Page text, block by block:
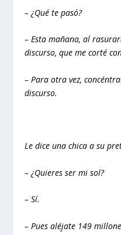
– ¿Qué te pasó?
– Esta mañana, al
discurso, que me corté
– Para otra vez,
discurso.
Le dice una chica a su
– ¿Quieres ser mi sol?
– Sí.
– Pues aléjate 149